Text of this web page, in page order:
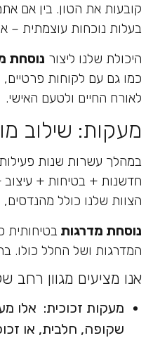
קובעות את הטון. בין אם
בעלות נוכחות עוצמתית –
היכולת שלנו ליצור נוסחת
כמו גם עם לקוחות
לאורח החיים ולטעם האישי.
מעקות: שילוב
במהלך עשרות שנות
חדשנות + בטיחות +
הצוות שלנו כולל
נוסחת מדרגות בטיחותית
המדרגות ושל החלל כולו.
אנו מציעים מגוון
מעקות זכוכית: אלו
שקופה, חלבית, או